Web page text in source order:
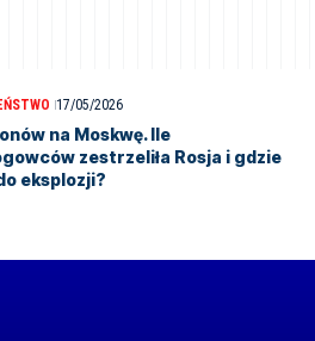
17/05/2026
na Moskwę. Ile
zestrzeliła Rosja i gdzie
eksplozji?